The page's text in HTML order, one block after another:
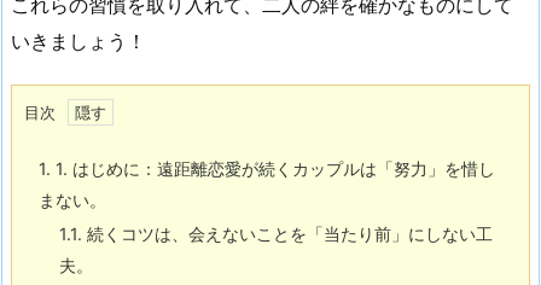
これらの習慣を取り入れて、 二人の絆を確かなものにして
いきましょう ！
目次
1. 1. はじめに：遠距離恋愛が続くカップルは「努力」を惜し
まない。
1.1. 続くコツは、会えないことを「当たり前」にしない工
夫。